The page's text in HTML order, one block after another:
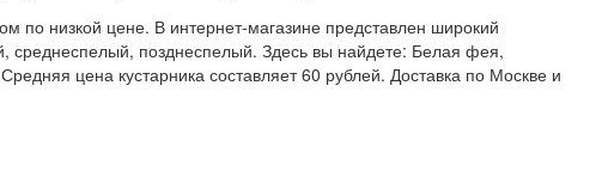
по низкой цене. В интернет-магазине представлен широкий
среднеспелый, позднеспелый. Здесь вы найдете: Белая фея,
цена кустарника составляет 60 рублей. Доставка по Москве и